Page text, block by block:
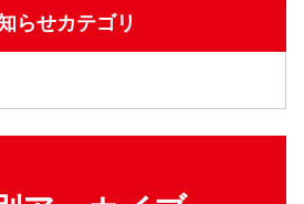
らせカテゴリ